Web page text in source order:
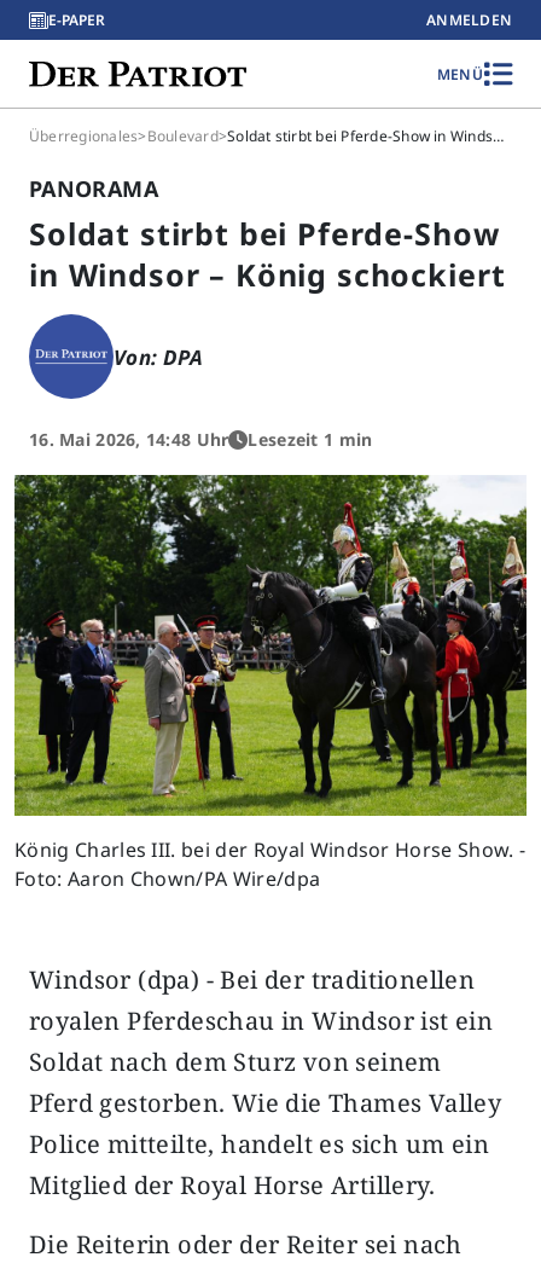
E-PAPER ANMELDEN
MENÜ
Überregionales>Boulevard> Soldat stirbt bei Pferde-Show in Windsor – König schockiert
PANORAMA
Soldat stirbt bei Pferde-Show
in Windsor – König schockiert
Von: DPA
16. Mai 2026, 14:48 Uhr Lesezeit 1 min
König Charles III. bei der Royal Windsor Horse Show. -
Foto: Aaron Chown/PA Wire/dpa
Windsor (dpa) - Bei der traditionellen
royalen Pferdeschau in Windsor ist ein
Soldat nach dem Sturz von seinem
Pferd gestorben. Wie die Thames Valley
Police mitteilte, handelt es sich um ein
Mitglied der Royal Horse Artillery.
Die Reiterin oder der Reiter sei nach